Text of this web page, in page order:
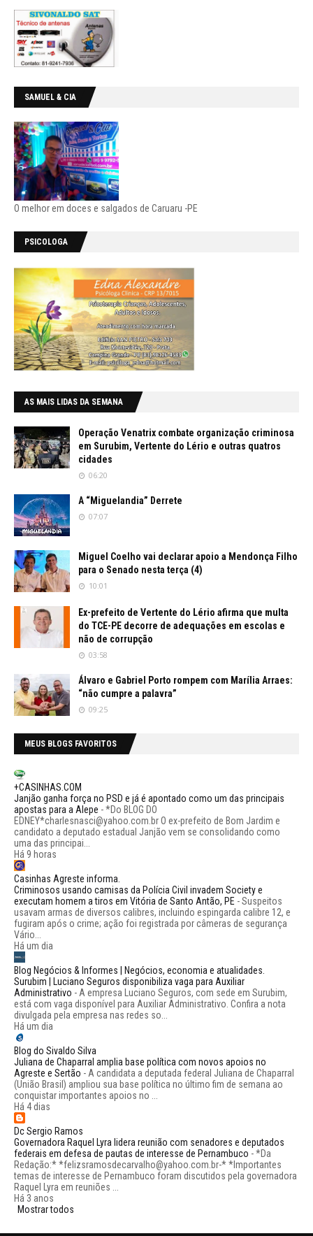
SAMUEL & CIA
O melhor em doces e salgados de Caruaru -PE
PSICOLOGA
AS MAIS LIDAS DA SEMANA
Operação Venatrix combate organização criminosa
em Surubim, Vertente do Lério e outras quatros
cidades
06:20
A “Miguelandia” Derrete
07:07
Miguel Coelho vai declarar apoio a Mendonça Filho
para o Senado nesta terça (4)
10:01
Ex-prefeito de Vertente do Lério afirma que multa
do TCE-PE decorre de adequações em escolas e
não de corrupção
03:58
Álvaro e Gabriel Porto rompem com Marília Arraes:
“não cumpre a palavra”
09:25
MEUS BLOGS FAVORITOS
+CASINHAS.COM
Janjão ganha força no PSD e já é apontado como um das principais
apostas para a Alepe -*Do BLOG DO
EDNEY*charlesnasci@yahoo.com.br O ex-prefeito de Bom Jardim e
candidato a deputado estadual Janjão vem se consolidando como
uma das principai...
Há 9 horas
Casinhas Agreste informa.
Criminosos usando camisas da Polícia Civil invadem Society e
executam homem a tiros em Vitória de Santo Antão, PE -Suspeitos
usavam armas de diversos calibres, incluindo espingarda calibre 12, e
fugiram após o crime; ação foi registrada por câmeras de segurança
Vário...
Há um dia
Blog Negócios & Informes | Negócios, economia e atualidades.
Surubim | Luciano Seguros disponibiliza vaga para Auxiliar
Administrativo - A empresa Luciano Seguros, com sede em Surubim,
está com vaga disponível para Auxiliar Administrativo. Confira a nota
divulgada pela empresa nas redes so...
Há um dia
Blog do Sivaldo Silva
Juliana de Chaparral amplia base política com novos apoios no
Agreste e Sertão - A candidata a deputada federal Juliana de Chaparral
(União Brasil) ampliou sua base política no último fim de semana ao
conquistar importantes apoios no ...
Há 4 dias
Dc Sergio Ramos
Governadora Raquel Lyra lidera reunião com senadores e deputados
federais em defesa de pautas de interesse de Pernambuco -*Da
Redação:* *felizsramosdecarvalho@yahoo.com.br-* *Importantes
temas de interesse de Pernambuco foram discutidos pela governadora
Raquel Lyra em reuniões ...
Há 3 anos
Mostrar todos